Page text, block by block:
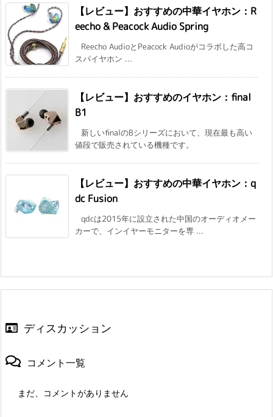
【レビュー】おすすめの中華イヤホン：R
eecho & Peacock Audio Spring
Reecho AudioとPeacock Audioがコラボした高コ
スパイヤホン ...
【レビュー】おすすめのイヤホン：final
B1
新しいfinalのBシリーズにおいて、現在最も高い
値段で販売されている機種です。
【レビュー】おすすめの中華イヤホン：q
dc Fusion
qdcは2015年に設立された中国のオーディオメー
カーで、インイヤーモニターを専 ...
ディスカッション
コメント一覧
まだ、コメントがありません